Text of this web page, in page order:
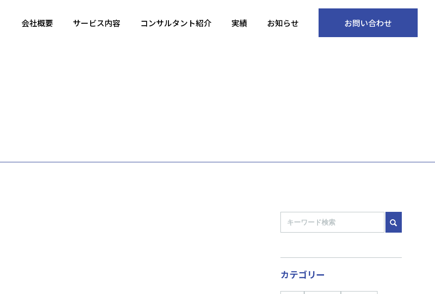
会社概要 サービス内容 コンサルタント紹介 実績 お知らせ お問い合わせ
カテゴリー